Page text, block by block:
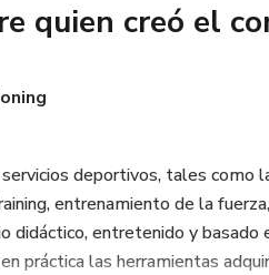
y efectiva! Compra
viaje hacia un rendimiento físico
quien creó el
deportivos, tales como
entrenamiento de la
didáctico, entretenido y basado
práctica las herramientas